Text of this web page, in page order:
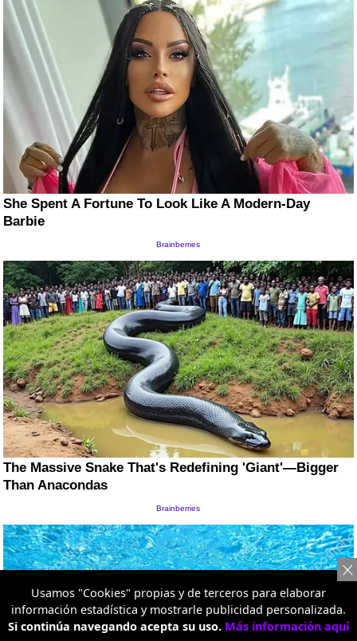
Usamos "Cookies" propias y de terceros para elaborar
información estadística y mostrarle publicidad personalizada.
Si continúa navegando acepta su uso. Más información aquí